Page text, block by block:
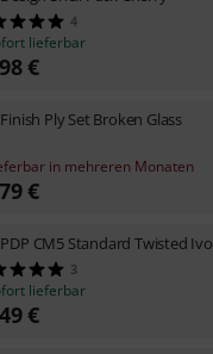
4
lieferbar
€
Finish Ply Set Broken Glass
in mehreren Monaten
€
PDP CM5 Standard Twisted
3
lieferbar
€